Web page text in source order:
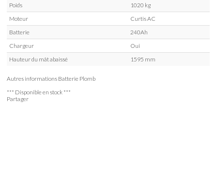
Poids
1020 kg
Moteur
Curtis AC
Batterie
240Ah
Chargeur
Oui
Hauteur du mât abaissé
1595 mm
Autres informations Batterie Plomb
*** Disponible en stock ***
Partager